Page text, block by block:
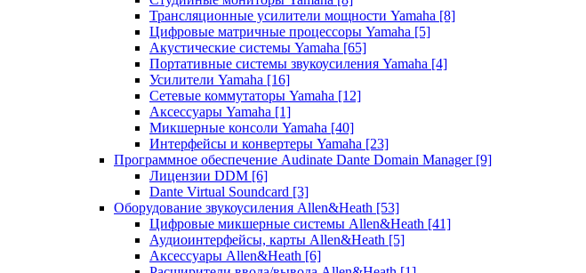
Трансляционные усилители мощности Yamaha [8]
Цифровые матричные процессоры Yamaha [5]
Акустические системы Yamaha [65]
Портативные системы звукоусиления Yamaha [4]
Усилители Yamaha [16]
Сетевые коммутаторы Yamaha [12]
Аксессуары Yamaha [1]
Микшерные консоли Yamaha [40]
Интерфейсы и конвертеры Yamaha [23]
Программное обеспечение Audinate Dante Domain Manager [9]
Лицензии DDM [6]
Dante Virtual Soundcard [3]
Оборудование звукоусиления Allen&Heath [53]
Цифровые микшерные системы Allen&Heath [41]
Аудиоинтерфейсы, карты Allen&Heath [5]
Аксессуары Allen&Heath [6]